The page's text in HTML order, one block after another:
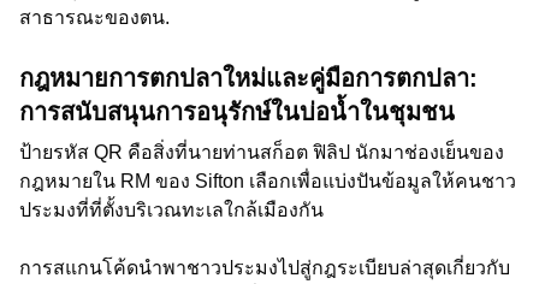
สาธารณะของตน.
กฎหมายการตกปลาใหม่และคู่มือการตกปลา:
การสนับสนุนการอนุรักษ์ในบ่อน้ำในชุมชน
ป้ายรหัส QR คือสิ่งที่นายท่านสก็อต ฟิลิป นักมาช่องเย็นของ
กฎหมายใน RM ของ Sifton เลือกเพื่อแบ่งปันข้อมูลให้คนชาว
ประมงที่ที่ตั้งบริเวณทะเลใกล้เมืองกัน
การสแกนโค้ดนำพาชาวประมงไปสู่กฎระเบียบล่าสุดเกี่ยวกับ